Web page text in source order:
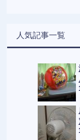
人気記事一覧